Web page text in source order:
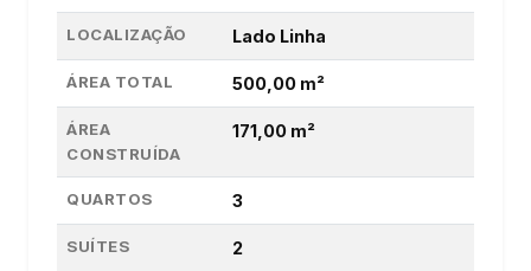
LOCALIZAÇÃO Lado Linha
ÁREA TOTAL 500,00 m²
ÁREA
CONSTRUÍDA
171,00 m²
QUARTOS 3
SUÍTES 2